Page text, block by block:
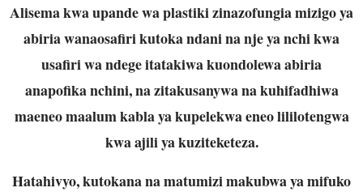
Alisema kwa upande wa plastiki zinazofungia mizigo ya
abiria wanaosafiri kutoka ndanina nje ya nchi kwa
usafiri wa ndege itatakiwa kuondolewa abiria
anapofika nchini, nazitakusanywa na kuhifadhiwa
maeneo maalum kabla ya kupelekwa eneo lililotengwa
kwa ajili ya kuziteketeza.
Hatahivyo, kutokana na matumizi makubwa ya mifuko